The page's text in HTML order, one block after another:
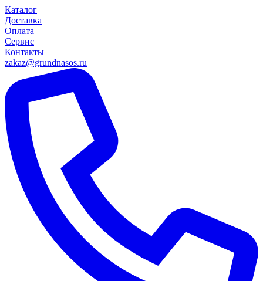
Каталог
Доставка
Оплата
Сервис
Контакты
zakaz@grundnasos.ru